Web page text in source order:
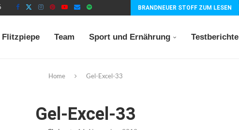
BRANDNEUER STOFF ZUM LESEN
Flitzpiepe Team Sport und Ernährung Testberichte
Home Gel-Excel-33
Gel-Excel-33